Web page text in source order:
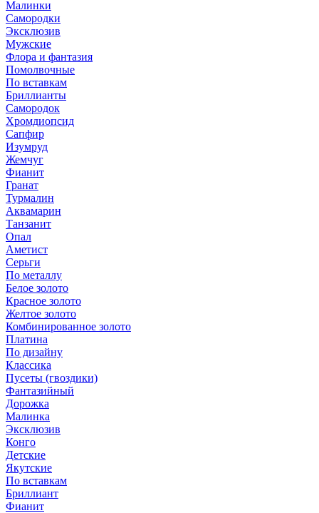
Малинки
Самородки
Эксклюзив
Мужские
Флора и фантазия
Помолвочные
По вставкам
Бриллианты
Самородок
Хромдиопсид
Сапфир
Изумруд
Жемчуг
Фианит
Гранат
Турмалин
Аквамарин
Танзанит
Опал
Аметист
Серьги
По металлу
Белое золото
Красное золото
Желтое золото
Комбинированное золото
Платина
По дизайну
Классика
Пусеты (гвоздики)
Фантазийный
Дорожка
Малинка
Эксклюзив
Конго
Детские
Якутские
По вставкам
Бриллиант
Фианит